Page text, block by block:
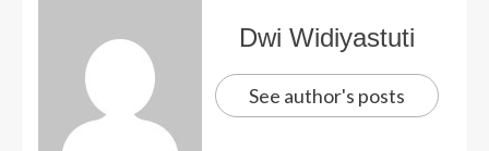
Dwi Widiyastuti
See author's posts